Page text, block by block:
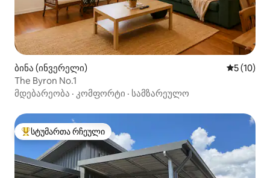
ბინა (ინვერელი) საშუალო
5 (10)
The Byron No.1
მდებარეობა · კომფორტი · სამზარეულო
სტუმართა რჩეული მოწინავე ვარიანტი
სტუმართა რჩეული